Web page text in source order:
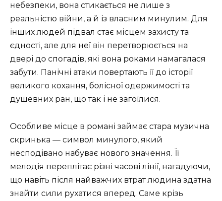
небезпеки, вона стикається не лише з
реальністю війни, а й із власним минулим. Для
інших людей підвал стає місцем захисту та
єдності, але для неї він перетворюється на
двері до спогадів, які вона роками намагалася
забути. Панічні атаки повертають її до історії
великого кохання, болісної одержимості та
душевних ран, що так і не загоїлися.
Особливе місце в романі займає стара музична
скринька — символ минулого, який
несподівано набуває нового значення. Її
мелодія переплітає різні часові лінії, нагадуючи,
що навіть після найважчих втрат людина здатна
знайти сили рухатися вперед. Саме крізь